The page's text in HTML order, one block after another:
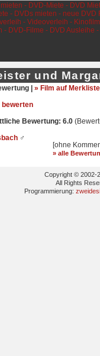
und
| » Film auf Merkliste
bewerten
Bewertung: 6.0
♂
[ohne
» alle
Copyright © 2002-
All Rights
Programmierung: